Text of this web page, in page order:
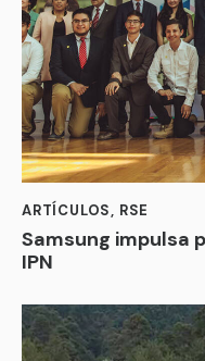
ARTÍCULOS, RSE
Samsung impulsa
IPN